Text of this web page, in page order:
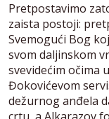
Pretpostavimo
zaista postoji:
Svemogući Bog
svom daljinskom
svevidećim očima
Đokovićevom
dežurnog anđela